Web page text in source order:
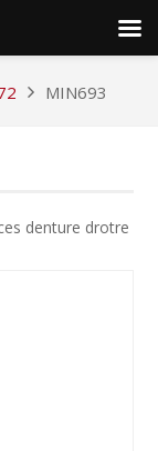
MIN693
denture drotre